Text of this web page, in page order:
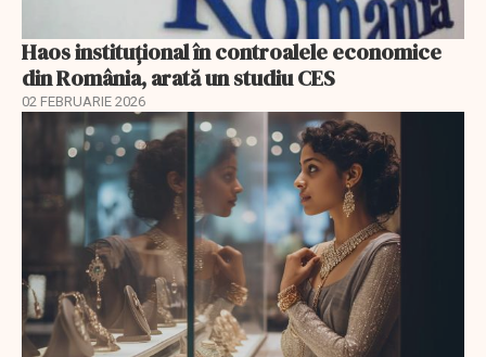
Haos instituțional în controalele economice
din România, arată un studiu CES
02 FEBRUARIE 2026